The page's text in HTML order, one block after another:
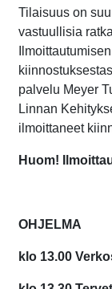
Tilaisuus on
vastuullisia
palvelu Meyer
Linnan
ilmoittaneet
Huom!
OHJELMA
klo 13.00